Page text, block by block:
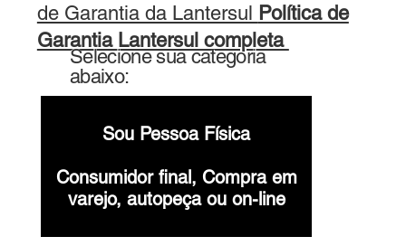
de Garantia da Lantersul Política de
Garantia Lantersul completa
Selecione sua categoria
abaixo:
Sou Pessoa Física
Consumidor final, Compra em
varejo, autopeça ou on-line